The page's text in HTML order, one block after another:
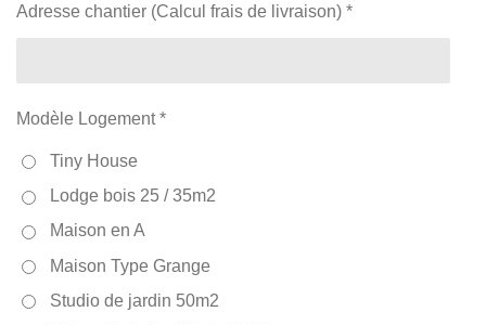
Adresse chantier (Calcul frais de livraison) *
Modèle Logement *
Tiny House
Lodge bois 25 / 35m2
Maison en A
Maison Type Grange
Studio de jardin 50m2